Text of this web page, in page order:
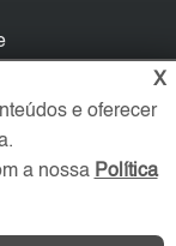
X
e oferecer
a nossa Política